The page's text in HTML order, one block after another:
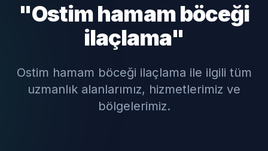
"Ostim hamam böceği
ilaçlama"
Ostim hamam böceği ilaçlama ile ilgili tüm
uzmanlık alanlarımız, hizmetlerimiz ve
bölgelerimiz.